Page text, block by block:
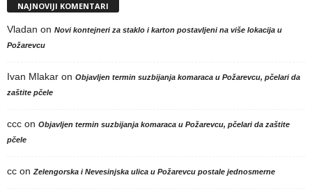
NAJNOVIJI KOMENTARI
Vladan on Novi kontejneri za staklo i karton postavljeni na više lokacija u
Požarevcu
Ivan Mlakar on Objavljen termin suzbijanja komaraca u Požarevcu, pčelari da
zaštite pčele
ccc on Objavljen termin suzbijanja komaraca u Požarevcu, pčelari da zaštite
pčele
cc on Zelengorska i Nevesinjska ulica u Požarevcu postale jednosmerne